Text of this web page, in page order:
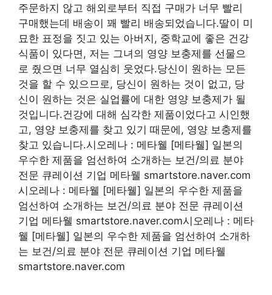
주문하지 않고 해외로부터 직접 구매가 너무 빨리
구매했는데 배송이 꽤 빨리 배송되었습니다.딸이 미
묘한 표정을 짓고 있는 아버지, 중학교에 좋은 건강
식품이 있다면, 저는 그녀의 영양 보충제를 선물으
로 줬으면 너무 열심히 웃었다.당신이 원하는 모든
것을 할 수 있으므로, 당신이 원하는 것이 없고, 당
신이 원하는 것은 실업률에 대한 영양 보충제가 될
것입니다.건강에 대해 심각한 제품이었다고 시인했
고, 영양 보충제를 찾고 있기 때문에, 영양 보충제를
찾고 있습니다.시오레나 : 메타웰 [메타웰] 일본의
우수한 제품을 엄선하여 소개하는 보건/의료 분야
전문 큐레이션 기업 메타웰 smartstore.naver.com
시오레나 : 메타웰 [메타웰] 일본의 우수한 제품을
엄선하여 소개하는 보건/의료 분야 전문 큐레이션
기업 메타웰 smartstore.naver.com시오레나 : 메타
웰 [메타웰] 일본의 우수한 제품을 엄선하여 소개하
는 보건/의료 분야 전문 큐레이션 기업 메타웰
smartstore.naver.com